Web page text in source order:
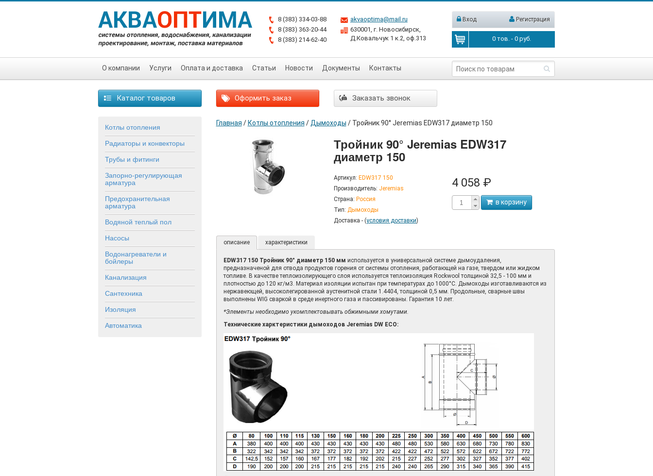
8 (383) 334-03-88
8 (383) 363-20-44
8 (383) 214-62-40
akvaoptima@mail.ru
630001, г. Новосибирск,
Д.Ковальчук 1 к.2, оф.313
Вход Регистрация
0 тов. -0 руб.
О компании Услуги Оплата и доставка Статьи Новости Документы Контакты
Каталог товаров Оформить заказ Заказать звонок
Котлы отопления
Радиаторы и конвекторы
Трубы и фитинги
Запорно-регулирующая
арматура
Предохранительная
арматура
Водяной теплый пол
Насосы
Водонагреватели и
бойлеры
Канализация
Сантехника
Изоляция
Автоматика
Главная / Котлы отопления / Дымоходы / Тройник 90° Jeremias EDW317 диаметр 150
Тройник 90° Jeremias EDW317
диаметр 150
Артикул: EDW317 150
Производитель: Jeremias
Страна: Россия
Тип: Дымоходы
Доставка - (условия доставки)
4 058 ₽
в корзину
описание характеристики
EDW317 150 Тройник 90° диаметр 150 мм используется в универсальной системе дымоудаления,
предназначеной для отвода продуктов горения от системы отопления, работающей на газе, твердом или жидком
топливе. В качестве теплоизолирующего слоя используется теплоизоляция Rockwool толщиной 32,5 - 100 мм и
плотностью до 120 кг/м3. Материал изоляции испытан при температурах до 1000°С. Дымоходы изготавливаются из
нержавеющей, высоколегированной аустенитной стали 1.4404, толщиной 0,5 мм. Продольные, сварные швы
выполнены WIG сваркой в среде инертного газа и пассивированы. Гарантия 10 лет.
*Элементы необходимо укомплектовывать обжимными хомутами.
Технические харктеристики дымоходов Jeremias DW ECO: